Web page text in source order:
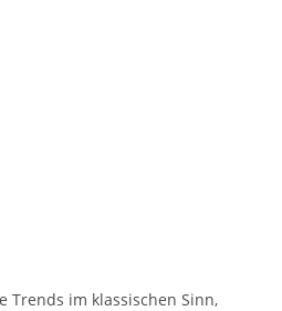
Trends im klassischen Sinn,